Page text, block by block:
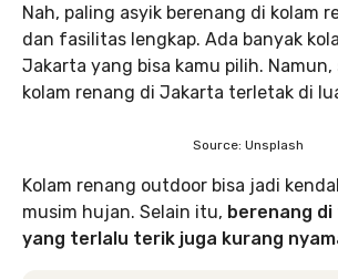
Nah, paling asyik berenang di kolam
dan fasilitas lengkap. Ada banyak
Jakarta yang bisa kamu pilih. Namun,
kolam renang di Jakarta terletak di
Source: Unsplash
Kolam renang outdoor bisa jadi
musim hujan. Selain itu, berenang
yang terlalu terik juga kurang